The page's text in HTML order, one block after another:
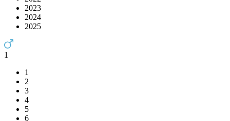
2023
2024
2025
1
1
2
3
4
5
6